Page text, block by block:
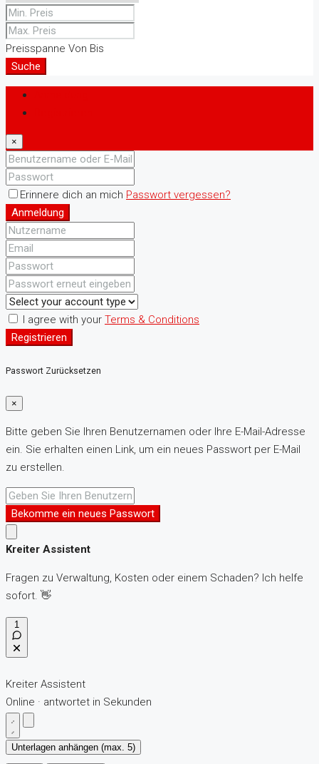
Preisspanne Von Bis
Suche
×
Erinnere dich an mich Passwort vergessen?
Anmeldung
I agree with your Terms & Conditions
Registrieren
Passwort Zurücksetzen
×
Bitte geben Sie Ihren Benutzernamen oder Ihre E-Mail-Adresse
ein. Sie erhalten einen Link, um ein neues Passwort per E-Mail
zu erstellen.
Bekomme ein neues Passwort
Kreiter Assistent
Fragen zu Verwaltung, Kosten oder einem Schaden? Ich helfe
sofort. 👋
1
Kreiter Assistent
Online · antwortet in Sekunden
Unterlagen anhängen (max. 5)